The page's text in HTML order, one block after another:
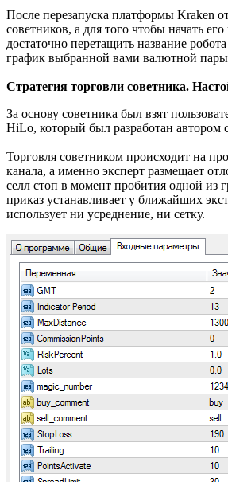
После перезапуска платформы Kraken
советников, а для того чтобы начать его
достаточно перетащить название
график выбранной вами валютной
Стратегия торговли советника.
За основу советника был взят
HiLo, который был разработан автором
Торговля советником происходит на
канала, а именно эксперт размещает
селл стоп в момент пробития одной из
приказ устанавливает у ближайших
использует ни усреднение, ни сетку.